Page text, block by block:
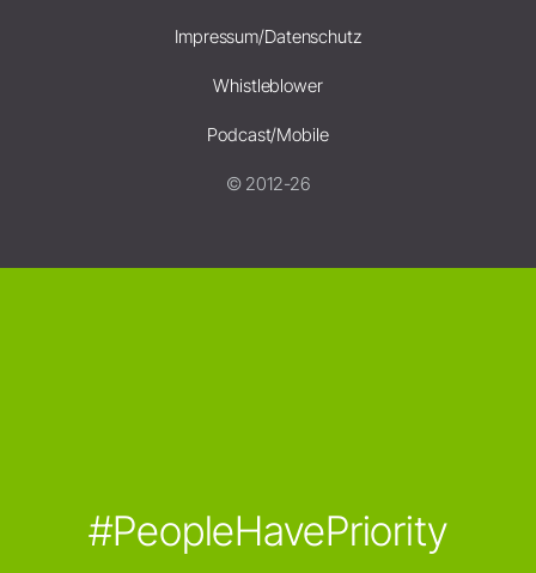
Impressum/Datenschutz
Whistleblower
Podcast/Mobile
© 2012-26
#PeopleHavePriority